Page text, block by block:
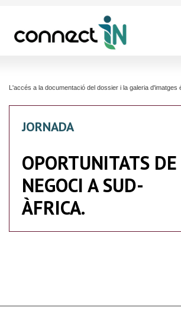
L'accés a la documentació del dossier i la galeria
JORNADA
OPORTUNITATS DE
NEGOCI A SUD-
ÀFRICA.